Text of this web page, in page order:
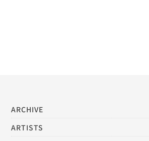
ARCHIVE
ARTISTS